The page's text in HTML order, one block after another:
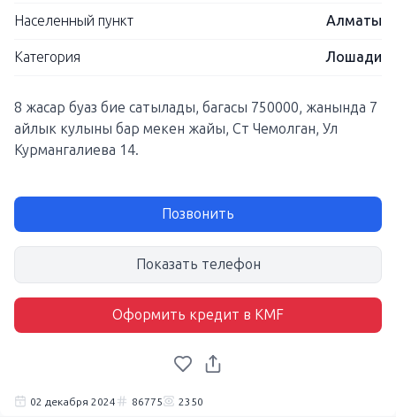
Населенный пункт Алматы
Категория Лошади
8 жасар буаз бие сатылады, багасы 750000, жанында 7
айлык кулыны бар мекен жайы, Ст Чемолган, Ул
Курмангалиева 14.
Позвонить
Показать телефон
Оформить кредит в KMF
02 декабря 2024 86775 2350